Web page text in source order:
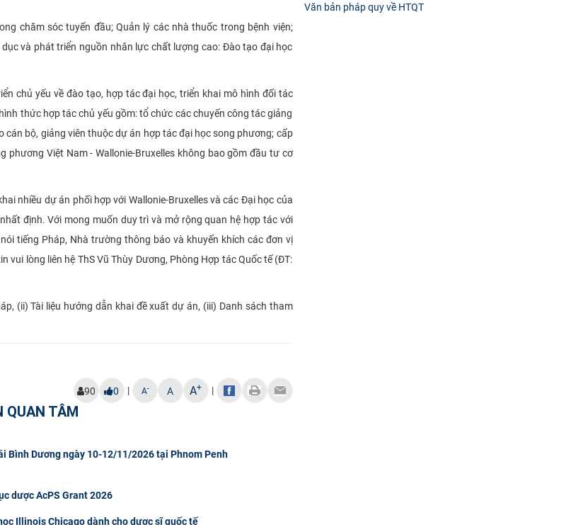
chăm sóc tuyến đầu; Quản lý các nhà thuốc trong bệnh viện;
và phát triển nguồn nhân lực chất lượng cao: Đào tạo đại học
chủ yếu về đào tạo, hợp tác đại học, triển khai mô hình đối tác
thức hợp tác chủ yếu gồm: tổ chức các chuyến công tác giảng
bộ, giảng viên thuộc dự án hợp tác đại học song phương; cấp
Việt Nam - Wallonie-Bruxelles không bao gồm đầu tư cơ
nhiều dự án phối hợp với Wallonie-Bruxellesvàcác Đại học của
định. Với mong muốn duy trì và mở rộng quan hệ hợp tác với
tiếng Pháp, Nhà trường thông báo và khuyến khích các đơn vị
lòng liên hệ ThS Vũ Thùy Dương, Phòng Hợp tác Quốc tế (ĐT:
(ii) Tài liệu hướng dẫn khai đề xuất dự án, (iii) Danh sách tham
90 0 | A- A A+ |
QUAN TÂM
Bình Dương ngày 10-12/11/2026 tại Phnom Penh
dược AcPS Grant 2026
Illinois Chicago dành cho dược sĩ quốc tế
Văn bản pháp quy về HTQT